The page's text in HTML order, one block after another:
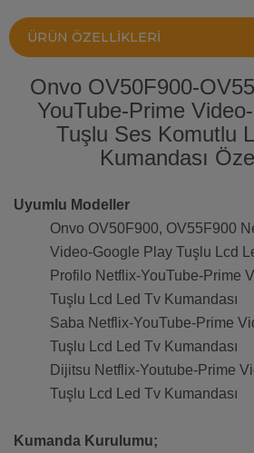
ÜRÜN ÖZELLIKLERI
Onvo OV50F900-
YouTube-Prime
Tuşlu Ses Komutlu
Kumandası
Uyumlu Modeller
Onvo OV50F900, OV55F900
Video-Google Play Tuşlu Lcd
Profilo Netflix-YouTube-Prime
Tuşlu Lcd Led Tv Kumandası
Saba Netflix-YouTube-Prime
Tuşlu Lcd Led Tv Kumandası
Dijitsu Netflix-Youtube-Prime
Tuşlu Lcd Led Tv Kumandası
Kumanda Kurulumu;